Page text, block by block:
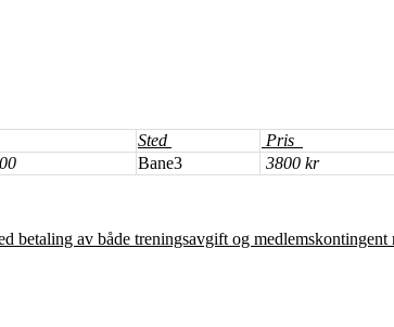
Sted
Pris
Bane3 3800 kr
av både treningsavgift og medlemskontingent